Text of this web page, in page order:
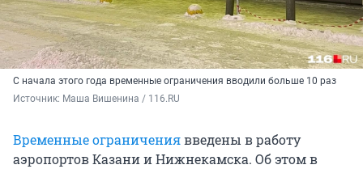
С начала этого года временные ограничения вводили больше 10 раз
Источник: Маша Вишенина / 116.RU
Временные ограничениявведены в работу
аэропортов Казани и Нижнекамска. Об этом в